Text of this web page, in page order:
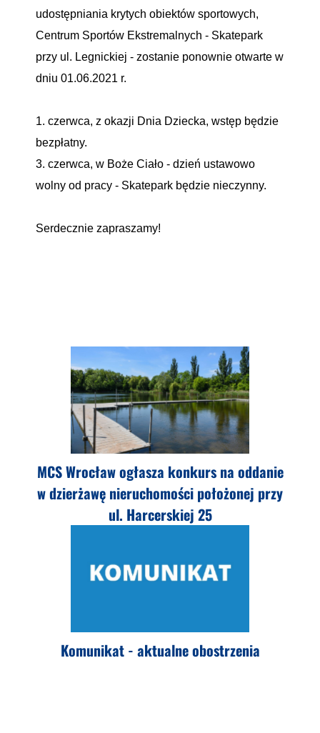
udostępniania krytych obiektów sportowych,
Centrum Sportów Ekstremalnych - Skatepark
przy ul. Legnickiej - zostanie ponownie otwarte w
dniu 01.06.2021 r.
1. czerwca, z okazji Dnia Dziecka, wstęp będzie
bezpłatny.
3. czerwca, w Boże Ciało - dzień ustawowo
wolny od pracy - Skatepark będzie nieczynny.
Serdecznie zapraszamy!
MCS Wrocław ogłasza konkurs na oddanie
w dzierżawę nieruchomości położonej przy
ul. Harcerskiej 25
Komunikat - aktualne obostrzenia